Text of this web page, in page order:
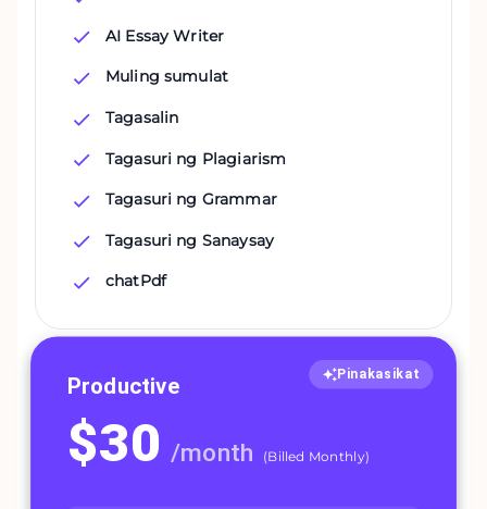
AI Essay Writer
Muling sumulat
Tagasalin
Tagasuri ng Plagiarism
Tagasuri ng Grammar
Tagasuri ng Sanaysay
chatPdf
Pinakasikat
Productive
$30 /month (Billed Monthly)